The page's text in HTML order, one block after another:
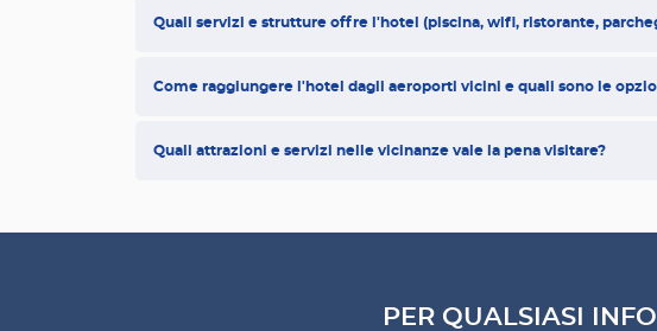
Quali servizi e strutture offre l'hotel (piscina, wifi, ristorante,
Come raggiungere l'hotel dagli aeroporti vicini e quali sono le
Quali attrazioni e servizi nelle vicinanze vale la pena visitare?
PER QUALSIASI